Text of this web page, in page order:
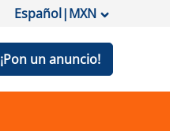
Español|MXN
¡Pon un anuncio!